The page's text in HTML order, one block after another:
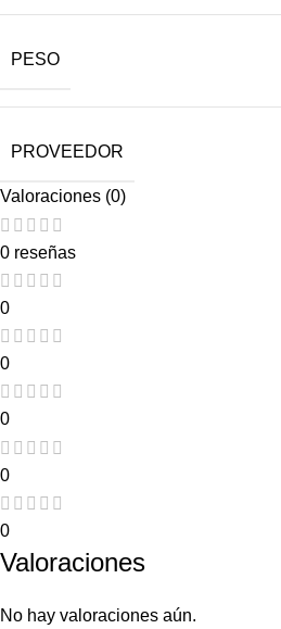
PESO
PROVEEDOR
Valoraciones (0)
0 reseñas
0
0
0
0
0
Valoraciones
No hay valoraciones aún.